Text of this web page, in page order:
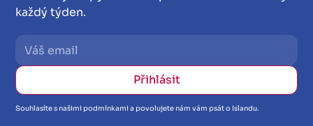
každý týden.
Souhlasíte s našimi podmínkami a povolujete nám vám psát o Islandu.